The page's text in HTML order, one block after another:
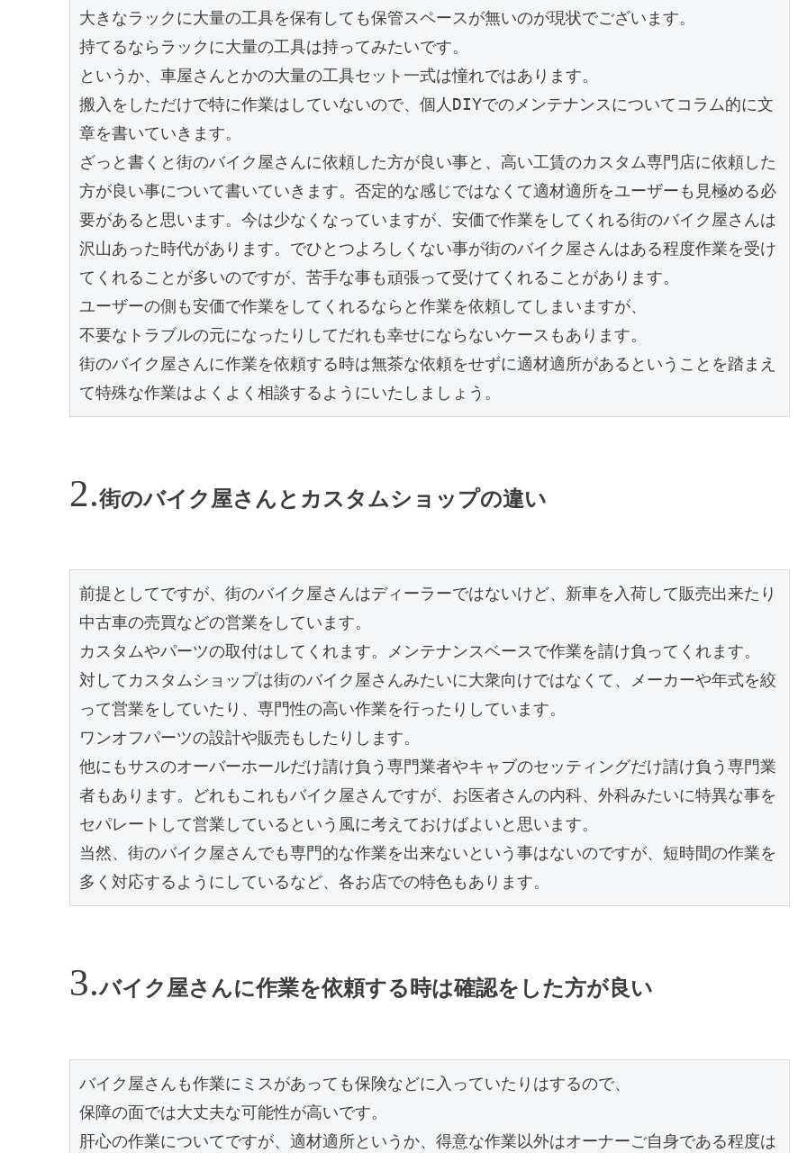
大きなラックに大量の工具を保有しても保管スペースが無いのが現状でございます。
持てるならラックに大量の工具は持ってみたいです。
というか、車屋さんとかの大量の工具セット一式は憧れではあります。
搬入をしただけで特に作業はしていないので、個人DIYでのメンテナンスについてコラム的に文
章を書いていきます。
ざっと書くと街のバイク屋さんに依頼した方が良い事と、高い工賃のカスタム専門店に依頼した
方が良い事について書いていきます。否定的な感じではなくて適材適所をユーザーも見極める必
要があると思います。今は少なくなっていますが、安価で作業をしてくれる街のバイク屋さんは
沢山あった時代があります。でひとつよろしくない事が街のバイク屋さんはある程度作業を受け
てくれることが多いのですが、苦手な事も頑張って受けてくれることがあります。
ユーザーの側も安価で作業をしてくれるならと作業を依頼してしまいますが、
不要なトラブルの元になったりしてだれも幸せにならないケースもあります。
街のバイク屋さんに作業を依頼する時は無茶な依頼をせずに適材適所があるということを踏まえ
て特殊な作業はよくよく相談するようにいたしましょう。
街のバイク屋さんとカスタムショップの違い
前提としてですが、街のバイク屋さんはディーラーではないけど、新車を入荷して販売出来たり
中古車の売買などの営業をしています。
カスタムやパーツの取付はしてくれます。メンテナンスベースで作業を請け負ってくれます。
対してカスタムショップは街のバイク屋さんみたいに大衆向けではなくて、メーカーや年式を絞
って営業をしていたり、専門性の高い作業を行ったりしています。
ワンオフパーツの設計や販売もしたりします。
他にもサスのオーバーホールだけ請け負う専門業者やキャブのセッティングだけ請け負う専門業
者もあります。どれもこれもバイク屋さんですが、お医者さんの内科、外科みたいに特異な事を
セパレートして営業しているという風に考えておけばよいと思います。
当然、街のバイク屋さんでも専門的な作業を出来ないという事はないのですが、短時間の作業を
多く対応するようにしているなど、各お店での特色もあります。
バイク屋さんに作業を依頼する時は確認をした方が良い
バイク屋さんも作業にミスがあっても保険などに入っていたりはするので、
保障の面では大丈夫な可能性が高いです。
肝心の作業についてですが、適材適所というか、得意な作業以外はオーナーご自身である程度は